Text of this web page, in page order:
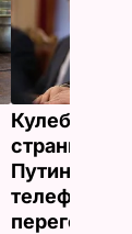
Кулеба
странной
Путина вести
телефонные
переговоры